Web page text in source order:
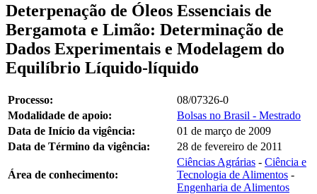
Deterpenação de Óleos Essenciais de
Bergamota e Limão: Determinação de
Dados Experimentais e Modelagem do
Equilíbrio Líquido-líquido
Processo:
08/07326-0
Modalidade de apoio:
Bolsas no Brasil - Mestrado
Data de Início da vigência:
01 de março de 2009
Data de Término da vigência:
28 de fevereiro de 2011
Área de conhecimento:
Ciências Agrárias - Ciência e
Tecnologia de Alimentos -
Engenharia de Alimentos